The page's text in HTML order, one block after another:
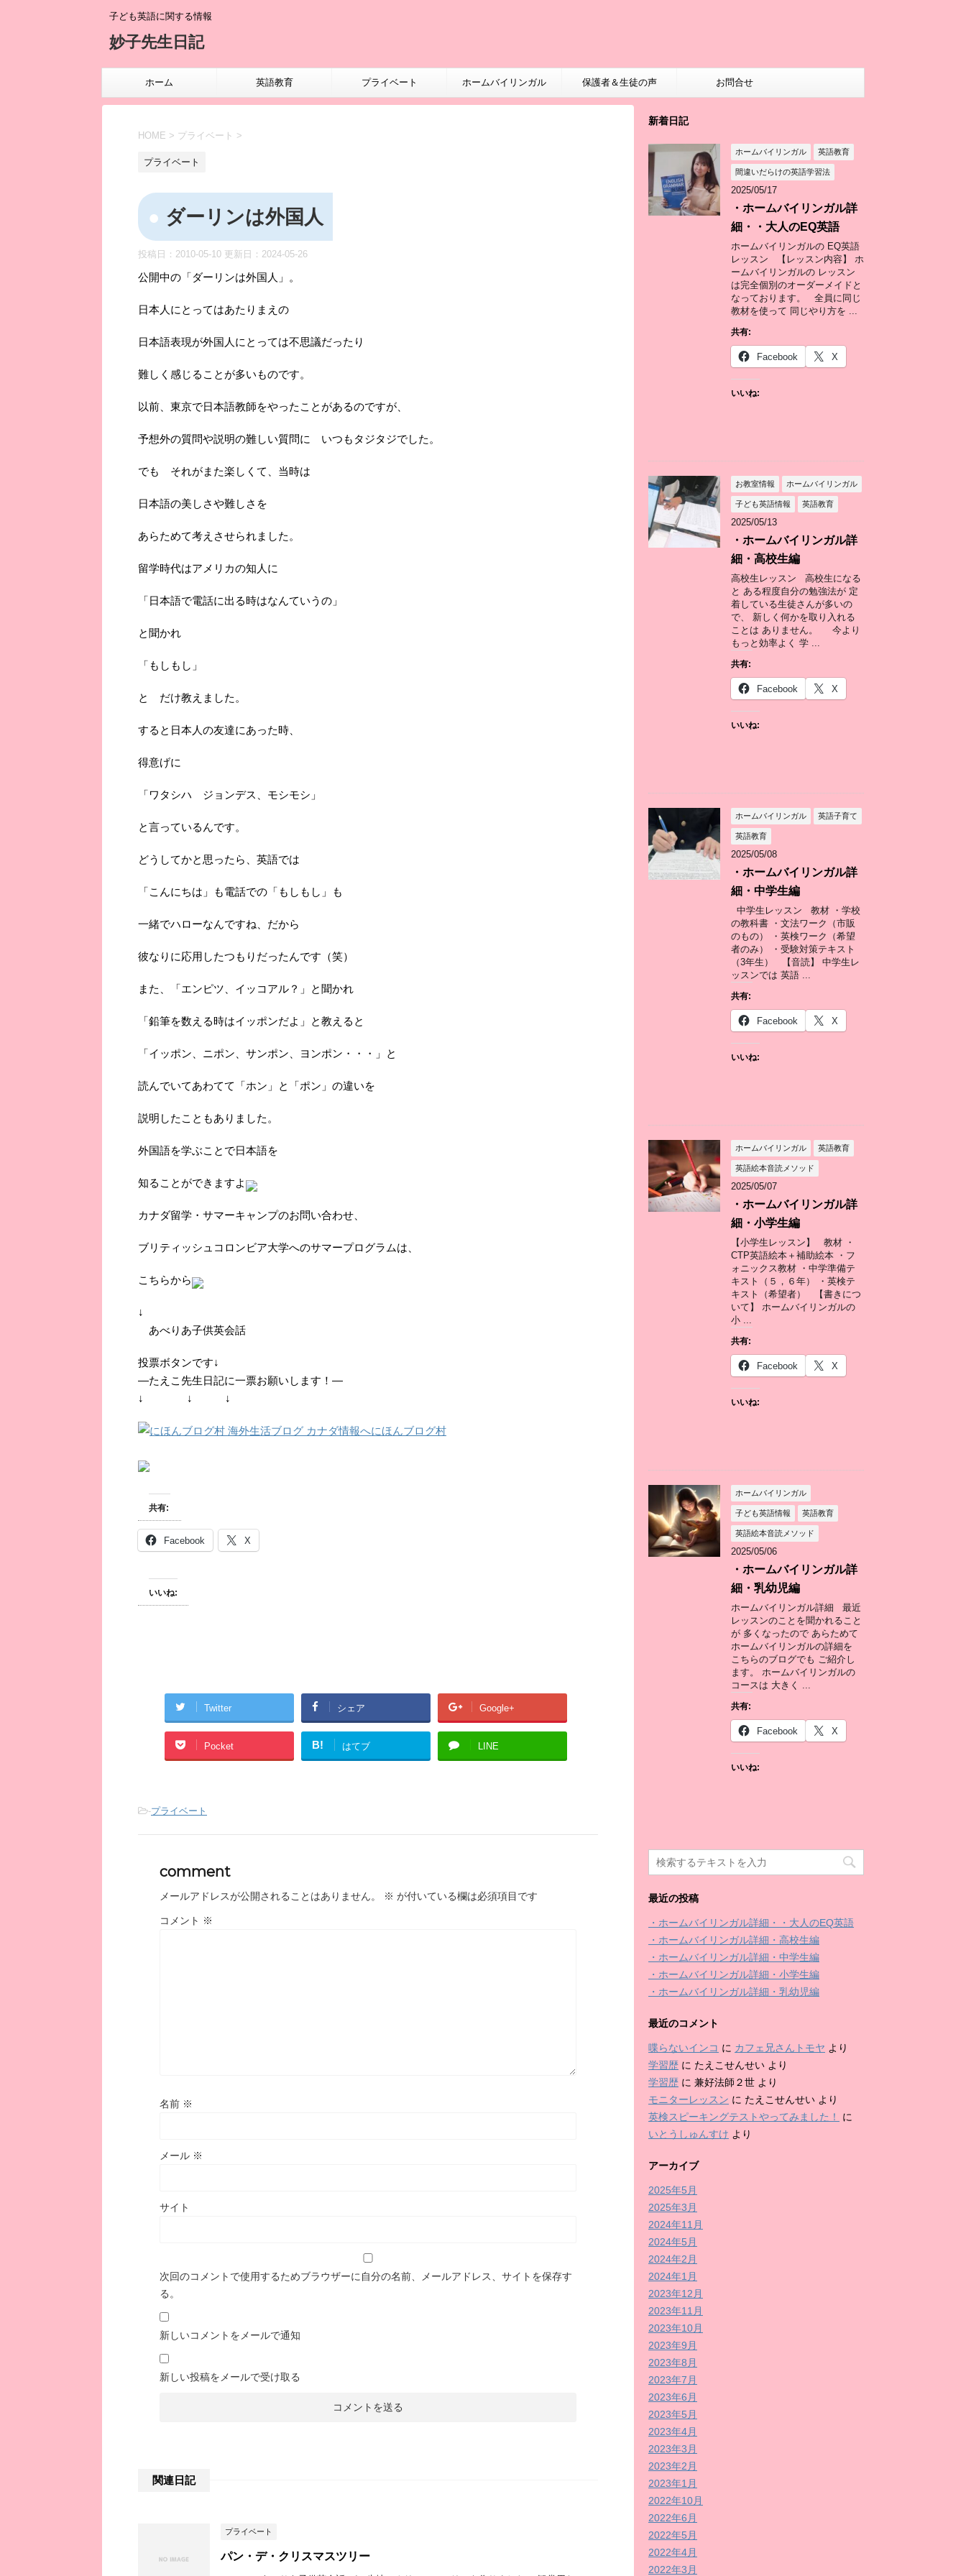
子ども英語に関する情報
妙子先生日記
ホーム 英語教育 プライベート ホームバイリンガル 保護者＆生徒の声 お問合せ
HOME > プライベート >
プライベート
ダーリンは外国人
投稿日：2010-05-10 更新日： 2024-05-26
公開中の「ダーリンは外国人」。
日本人にとってはあたりまえの
日本語表現が外国人にとっては不思議だったり
難しく感じることが多いものです。
以前、東京で日本語教師をやったことがあるのですが、
予想外の質問や説明の難しい質問に いつもタジタジでした。
でも それがまた楽しくて、当時は
日本語の美しさや難しさを
あらためて考えさせられました。
留学時代はアメリカの知人に
「日本語で電話に出る時はなんていうの」
と聞かれ
「もしもし」
と だけ教えました。
すると日本人の友達にあった時、
得意げに
「ワタシハ ジョンデス、モシモシ」
と言っているんです。
どうしてかと思ったら、英語では
「こんにちは」も電話での「もしもし」も
一緒でハローなんですね、だから
彼なりに応用したつもりだったんです（笑）
また、「エンピツ、イッコアル？」と聞かれ
「鉛筆を数える時はイッポンだよ」と教えると
「イッポン、ニポン、サンポン、ヨンポン・・・」と
読んでいてあわてて「ホン」と「ポン」の違いを
説明したこともありました。
外国語を学ぶことで日本語を
知ることができますよ
カナダ留学・サマーキャンプのお問い合わせ、
ブリティッシュコロンビア大学へのサマープログラムは、
こちらから
↓
あべりあ子供英会話
投票ボタンです↓
―たえこ先生日記に一票お願いします！―
↓ ↓ ↓
にほんブログ村
共有:
Facebook X
いいね:
Twitter シェア Google+
Pocket B! はてブ LINE
-プライベート
comment
メールアドレスが公開されることはありません。 ※ が付いている欄は必須項目です
コメント ※
名前 ※
メール ※
サイト
次回のコメントで使用するためブラウザーに自分の名前、メールアドレス、サイトを保存す
る。
新しいコメントをメールで通知
新しい投稿をメールで受け取る
関連日記
プライベート
パン・デ・クリスマスツリー
新着日記
ホームバイリンガル 英語教育
間違いだらけの英語学習法
2025/05/17
・ホームバイリンガル詳
細・・大人のEQ英語
ホームバイリンガルの EQ英語
レッスン 【レッスン内容】 ホ
ームバイリンガルの レッスン
は完全個別のオーダーメイドと
なっております。 全員に同じ
教材を使って 同じやり方を ...
共有:
Facebook X
いいね:
お教室情報 ホームバイリンガル
子ども英語情報 英語教育
2025/05/13
・ホームバイリンガル詳
細・高校生編
高校生レッスン 高校生になる
と ある程度自分の勉強法が 定
着している生徒さんが多いの
で、 新しく何かを取り入れる
ことは ありません。 今より
もっと効率よく 学 ...
共有:
Facebook X
いいね:
ホームバイリンガル 英語子育て
英語教育
2025/05/08
・ホームバイリンガル詳
細・中学生編
中学生レッスン 教材 ・学校
の教科書 ・文法ワーク（市販
のもの） ・英検ワーク（希望
者のみ） ・受験対策テキスト
（3年生） 【音読】 中学生レ
ッスンでは 英語 ...
共有:
Facebook X
いいね:
ホームバイリンガル 英語教育
英語絵本音読メソッド
2025/05/07
・ホームバイリンガル詳
細・小学生編
【小学生レッスン】 教材 ・
CTP英語絵本＋補助絵本 ・フ
ォニックス教材 ・中学準備テ
キスト（５，６年） ・英検テ
キスト（希望者） 【書きにつ
いて】 ホームバイリンガルの
小 ...
共有:
Facebook X
いいね:
ホームバイリンガル
子ども英語情報 英語教育
英語絵本音読メソッド
2025/05/06
・ホームバイリンガル詳
細・乳幼児編
ホームバイリンガル詳細 最近
レッスンのことを聞かれること
が 多くなったので あらためて
ホームバイリンガルの詳細を
こちらのブログでも ご紹介し
ます。 ホームバイリンガルの
コースは 大きく ...
共有:
Facebook X
いいね:
最近の投稿
・ホームバイリンガル詳細・・大人のEQ英語
・ホームバイリンガル詳細・高校生編
・ホームバイリンガル詳細・中学生編
・ホームバイリンガル詳細・小学生編
・ホームバイリンガル詳細・乳幼児編
最近のコメント
喋らないインコ に カフェ兄さんトモヤ より
学習歴 に たえこせんせい より
学習歴 に 兼好法師２世 より
モニターレッスン に たえこせんせい より
英検スピーキングテストやってみました！
に
いとうしゅんすけ より
アーカイブ
2025年5月
2025年3月
2024年11月
2024年5月
2024年2月
2024年1月
2023年12月
2023年11月
2023年10月
2023年9月
2023年8月
2023年7月
2023年6月
2023年5月
2023年4月
2023年3月
2023年2月
2023年1月
2022年10月
2022年6月
2022年5月
2022年4月
2022年3月